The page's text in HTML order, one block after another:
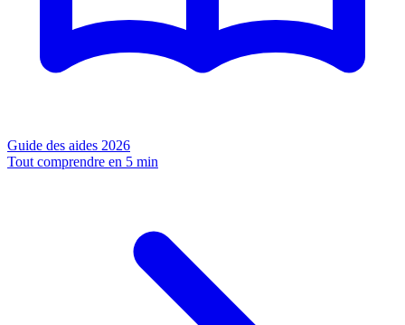
Guide des aides 2026
Tout comprendre en 5 min